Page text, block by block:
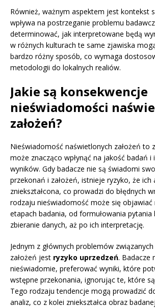
Również, ważnym aspektem jest kontekst
wpływa na postrzeganie problemu
determinować, jak interpretowane będą
w różnych kulturach te same zjawiska
bardzo różny sposób, co wymaga
metodologii do lokalnych realiów.
Jakie są konsekwencje
nieświadomości
założeń?
Nieświadomość naświetlonych założeń to
może znacząco wpłynąć na jakość badań
wyników. Gdy badacze nie są świadomi
przekonań i założeń, istnieje ryzyko, że ich
zniekształcona, co prowadzi do błędnych
rodzaju nieświadomość może się objawiać
etapach badania, od formułowania pytania
zbieranie danych, aż po ich interpretację.
Jednym z głównych problemów
założeń jest ryzyko uprzedzeń. Badacze
nieświadomie, preferować wyniki, które
wstępne przekonania, ignorując te, które
Tego rodzaju tendencje mogą prowadzić
analiz, co z kolei zniekształca obraz